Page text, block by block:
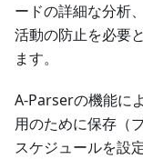
ードの詳細な分析
活動の防止を必要
ます。
A-Parserの機能に
用のために保存（
スケジュールを設